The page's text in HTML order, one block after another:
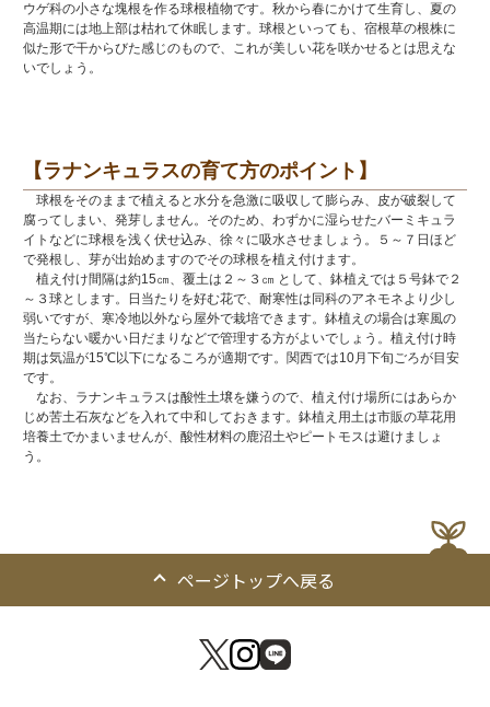
ウゲ科の小さな塊根を作る球根植物です。秋から春にかけて生育し、夏の
高温期には地上部は枯れて休眠します。球根といっても、宿根草の根株に
似た形で干からびた感じのもので、これが美しい花を咲かせるとは思えな
いでしょう。
【ラナンキュラスの育て方のポイント】
球根をそのままで植えると水分を急激に吸収して膨らみ、皮が破裂して
腐ってしまい、発芽しません。そのため、わずかに湿らせたバーミキュラ
イトなどに球根を浅く伏せ込み、徐々に吸水させましょう。５～７日ほど
で発根し、芽が出始めますのでその球根を植え付けます。
植え付け間隔は約15㎝、覆土は２～３㎝ として、鉢植えでは５号鉢で２
～３球とします。日当たりを好む花で、耐寒性は同科のアネモネより少し
弱いですが、寒冷地以外なら屋外で栽培できます。鉢植えの場合は寒風の
当たらない暖かい日だまりなどで管理する方がよいでしょう。植え付け時
期は気温が15℃以下になるころが適期です。関西では10月下旬ごろが目安
です。
なお、ラナンキュラスは酸性土壌を嫌うので、植え付け場所にはあらか
じめ苦土石灰などを入れて中和しておきます。鉢植え用土は市販の草花用
培養土でかまいませんが、酸性材料の鹿沼土やピートモスは避けましょ
う。
ページトップへ戻る